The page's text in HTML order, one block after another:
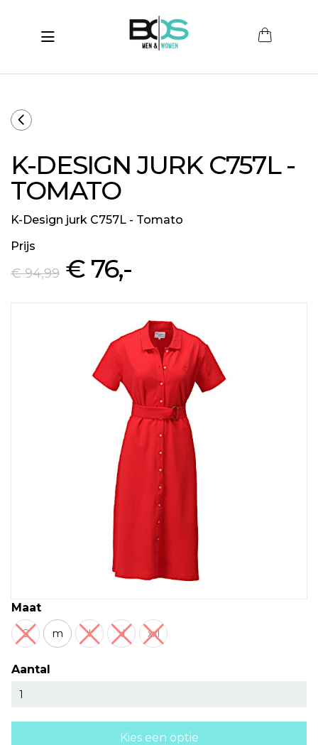
(Men)
(Sale)
Toggle navigation
K-DESIGN JURK C757L -
TOMATO
K-Design jurk C757L - Tomato
Prijs
€ 94,99 € 76,-
Maat
S m l xl xxl
Aantal
Kies een optie